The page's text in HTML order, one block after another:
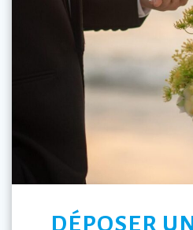
DÉPOSER